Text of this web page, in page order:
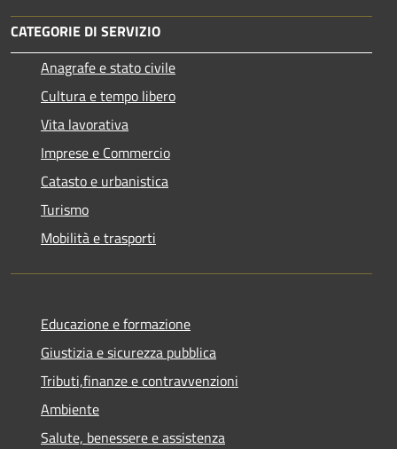
CATEGORIE DI SERVIZIO
Anagrafe e stato civile
Cultura e tempo libero
Vita lavorativa
Imprese e Commercio
Catasto e urbanistica
Turismo
Mobilità e trasporti
Educazione e formazione
Giustizia e sicurezza pubblica
Tributi,finanze e contravvenzioni
Ambiente
Salute, benessere e assistenza